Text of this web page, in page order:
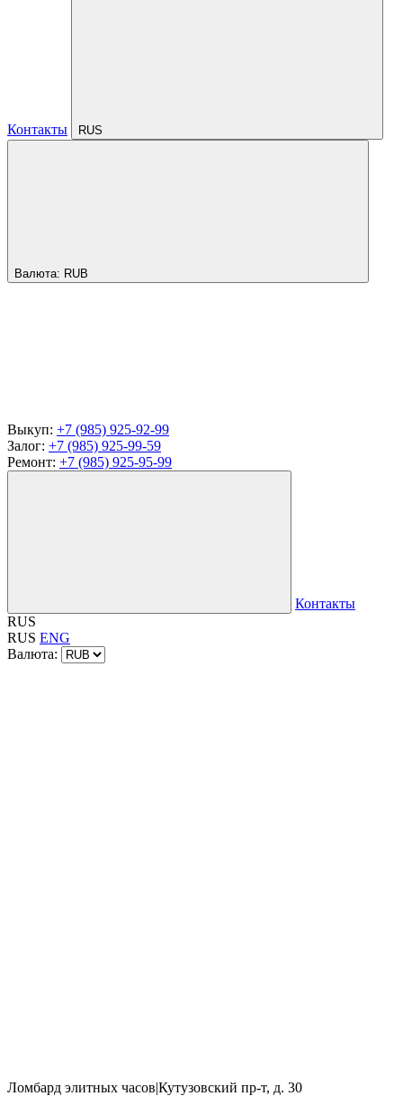
Контакты RUS
Валюта: RUB
Выкуп: +7 (985) 925-92-99
Залог: +7 (985) 925-99-59
Ремонт: +7 (985) 925-95-99
Контакты
RUS
RUS ENG
Валюта:
Ломбард элитных часов|Кутузовский пр-т, д. 30